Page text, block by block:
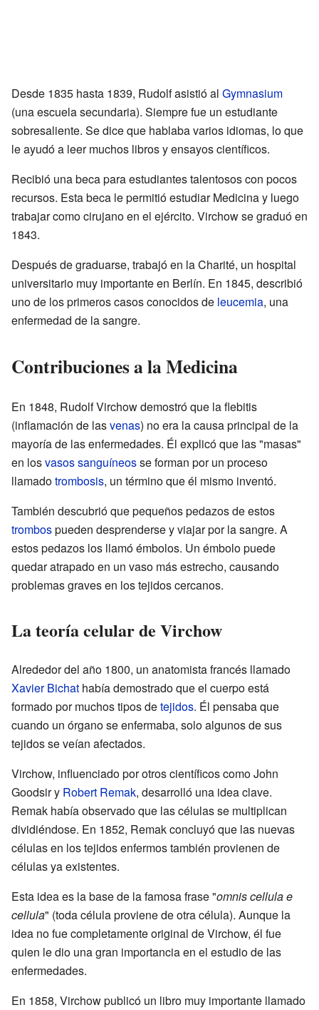
Desde 1835 hasta 1839, Rudolf asistió al Gymnasium
(una escuela secundaria). Siempre fue un estudiante
sobresaliente. Se dice que hablaba varios idiomas, lo que
le ayudó a leer muchos libros y ensayos científicos.
Recibió una beca para estudiantes talentosos con pocos
recursos. Esta beca le permitió estudiar Medicina y luego
trabajar como cirujano en el ejército. Virchow se graduó en
1843.
Después de graduarse, trabajó en la Charité, un hospital
universitario muy importante en Berlín. En 1845, describió
uno de los primeros casos conocidos de leucemia, una
enfermedad de la sangre.
Contribuciones a la Medicina
En 1848, Rudolf Virchow demostró que la flebitis
(inflamación de lasvenas) no era la causa principal de la
mayoría de las enfermedades. Él explicó que las "masas"
en losvasos sanguíneosse forman por un proceso
llamadotrombosis, un término que él mismo inventó.
También descubrió que pequeños pedazos de estos
trombospueden desprenderse y viajar por la sangre. A
estos pedazos los llamó émbolos. Un émbolo puede
quedar atrapado en un vaso más estrecho, causando
problemas graves en los tejidos cercanos.
La teoría celular de Virchow
Alrededor del año 1800, un anatomista francés llamado
Xavier Bichat había demostrado que el cuerpo está
formado por muchos tipos detejidos. Él pensaba que
cuando un órgano se enfermaba, solo algunos de sus
tejidos se veían afectados.
Virchow, influenciado por otros científicos como John
Goodsir y Robert Remak, desarrolló una idea clave.
Remak había observado que las células se multiplican
dividiéndose. En 1852, Remak concluyó que las nuevas
células en los tejidos enfermos también provienen de
células ya existentes.
Esta idea es la base de la famosa frase "omnis cellula e
cellula" (toda célula proviene de otra célula). Aunque la
idea no fue completamente original de Virchow, él fue
quien le dio una gran importancia en el estudio de las
enfermedades.
En 1858, Virchow publicó un libro muy importante llamado